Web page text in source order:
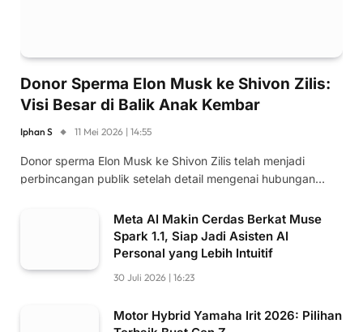
Donor Sperma Elon Musk ke Shivon Zilis:
Visi Besar di Balik Anak Kembar
Iphan S 11 Mei 2026 | 14:55
Donor sperma Elon Musk ke Shivon Zilis telah menjadi
perbincangan publik setelah detail mengenai hubungan…
Meta AI Makin Cerdas Berkat Muse
Spark 1.1, Siap Jadi Asisten AI
Personal yang Lebih Intuitif
30 Juli 2026 | 16:23
Motor Hybrid Yamaha Irit 2026: Pilihan